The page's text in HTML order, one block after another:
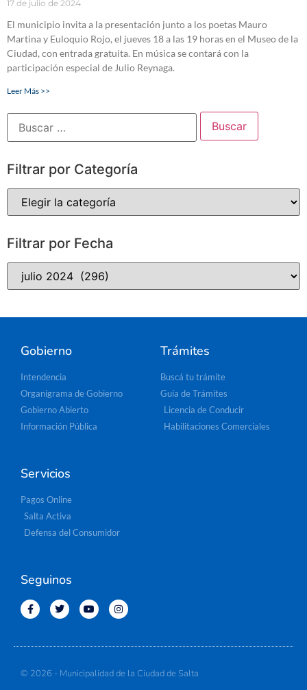
17 de julio de 2024
El municipio invita a la presentación junto a los poetas Mauro
Martina y Euloquio Rojo, el jueves 18 a las 19 horas en el Museo de la
Ciudad, con entrada gratuita. En música se contará con la
participación especial de Julio Reynaga.
Leer Más >>
Filtrar por Categoría
Filtrar por Fecha
Gobierno
Intendencia
Organigrama de Gobierno
Gobierno Abierto
Información Pública
Trámites
Buscá tu trámite
Guía de Trámites
Licencia de Conducir
Habilitaciones Comerciales
Servicios
Pagos Online
Salta Activa
Defensa del Consumidor
Seguinos
© 2026 - Municipalidad de la Ciudad de Salta